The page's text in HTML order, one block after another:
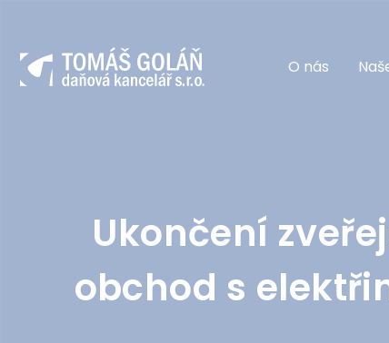
O nás
Ukončení
obchod s